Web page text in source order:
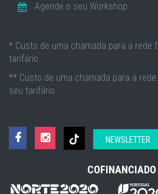
Agende o seu Workshop
* Custo de uma chamada para a rede
tarifário.
** Custo de uma chamada para a
seu tarifário.
NEWSLETTER
COFINANCIADO